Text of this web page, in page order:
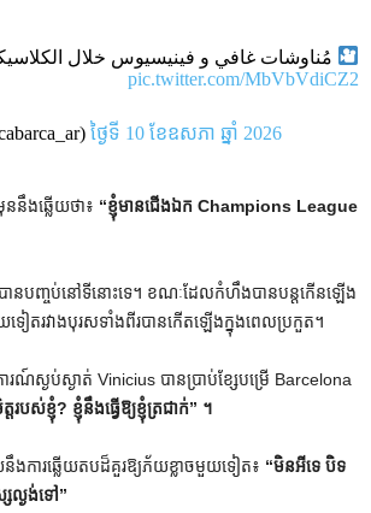
مُناوشات غافي و فينيسيوس خلال
pic.twitter.com/MbVbVdiCZ2
ថ្ងៃទី 10 ខែឧសភា ឆ្នាំ 2026
នឹងឆ្លើយថា៖ “ខ្ញុំមានជើងឯក Champions League
ានបញ្ចប់នៅទីនោះទេ។ ខណៈ​ដែល​កំហឹង​បាន​បន្ត​កើន​ឡើង​
យ​ទៀត​រវាង​បុរស​ទាំង​ពីរ​បាន​កើត​ឡើង​ក្នុង​ពេល​ប្រកួត។
ារណ៍ស្ងប់ស្ងាត់ Vinicius បានប្រាប់ខ្សែបម្រើ Barcelona
របស់ខ្ញុំ? ខ្ញុំនឹងធ្វើឱ្យខ្ញុំត្រជាក់” ។
ងការឆ្លើយតបដ៏គួរឱ្យភ័យខ្លាចមួយទៀត៖ “មិនអីទេ បិទ
ល្ងង់ទៅ”